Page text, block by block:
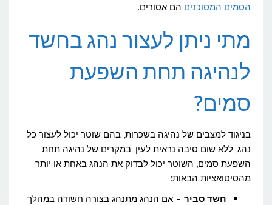
הסמים המסוכנים הם אסורים.
מתי ניתן לעצור נהג בחשד
לנהיגה תחת השפעת
סמים?
בניגוד למצבים של נהיגה בשכרות, בהם שוטר יכול לעצור כל
נהג, ללא שום סיבה נראית לעין, במקרים של נהיגה תחת
השפעת סמים, השוטר יכול לבדוק את הנהג באחת או יותר
מהסיטואציות הבאות:
חשד סביר – אם הנהג מתנהג בצורה חשודה במהלך